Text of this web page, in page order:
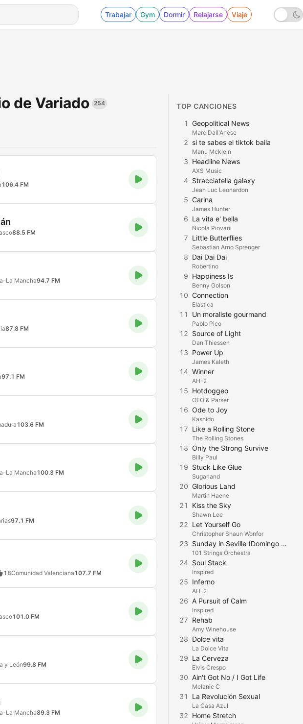
Trabajar Gym Dormir Relajarse Viaje
de Variado 254
106.4 FM
88.5 FM
La Mancha94.7 FM
87.8 FM
97.1 FM
103.6 FM
La Mancha100.3 FM
97.1 FM
18Comunidad Valenciana107.7 FM
101.0 FM
y León99.8 FM
La Mancha89.3 FM
TOP CANCIONES
1 Geopolitical News
Marc Dall'Anese
2 si te sabes el tiktok baila
Manu Mcklein
3 Headline News
AXS Music
4 Stracciatella galaxy
Jean Luc Leonardon
5 Carina
James Hunter
6 La vita e' bella
Nicola Piovani
7 Little Butterflies
Sebastian Arno Sprenger
8 Dai Dai Dai
Robertino
9 Happiness Is
Benny Golson
10 Connection
Elastica
11 Un moraliste gourmand
Pablo Pico
12 Source of Light
Dan Thiessen
13 Power Up
James Kaleth
14 Winner
AH-2
15 Hotdoggeo
OEO & Parser
16 Ode to Joy
Kashido
17 Like a Rolling Stone
The Rolling Stones
18 Only the Strong Survive
Billy Paul
19 Stuck Like Glue
Sugarland
20 Glorious Land
Martin Haene
21 Kiss the Sky
Shawn Lee
22 Let Yourself Go
Christopher Shaun Wonfor
23 Sunday in Seville (Domingo En Sevilla)
101 Strings Orchestra
24 Soul Stack
Inspired
25 Inferno
AH-2
26 A Pursuit of Calm
Inspired
27 Rehab
Amy Winehouse
28 Dolce vita
La Dolce Vita
29 La Cerveza
Elvis Crespo
30 Ain't Got No / I Got Life
Melanie C
31 La Revolución Sexual
La Casa Azul
32 Home Stretch